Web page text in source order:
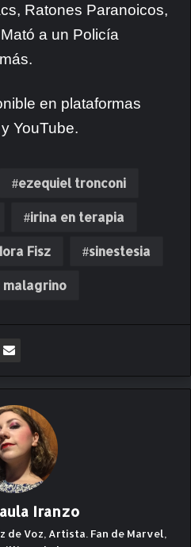
Ratones Paranoicos,
a un Policía
en plataformas
y YouTube.
ezequiel tronconi
irina en terapia
Fisz sinestesia
Iranzo
Voz, Artista. Fan de Marvel,